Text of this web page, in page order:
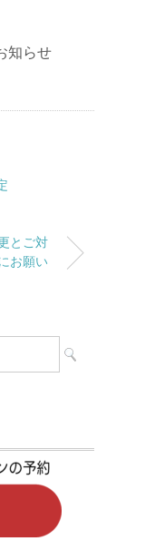
知らせ
とご対
お願い